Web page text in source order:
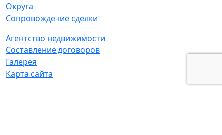
Округа
Сопровождение сделки
Агентство недвижимости
Составление договоров
Галерея
Карта сайта